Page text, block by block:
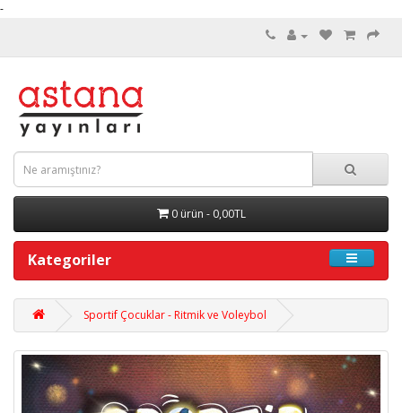
-
0 ürün - 0,00TL
Kategoriler
Sportif Çocuklar - Ritmik ve Voleybol